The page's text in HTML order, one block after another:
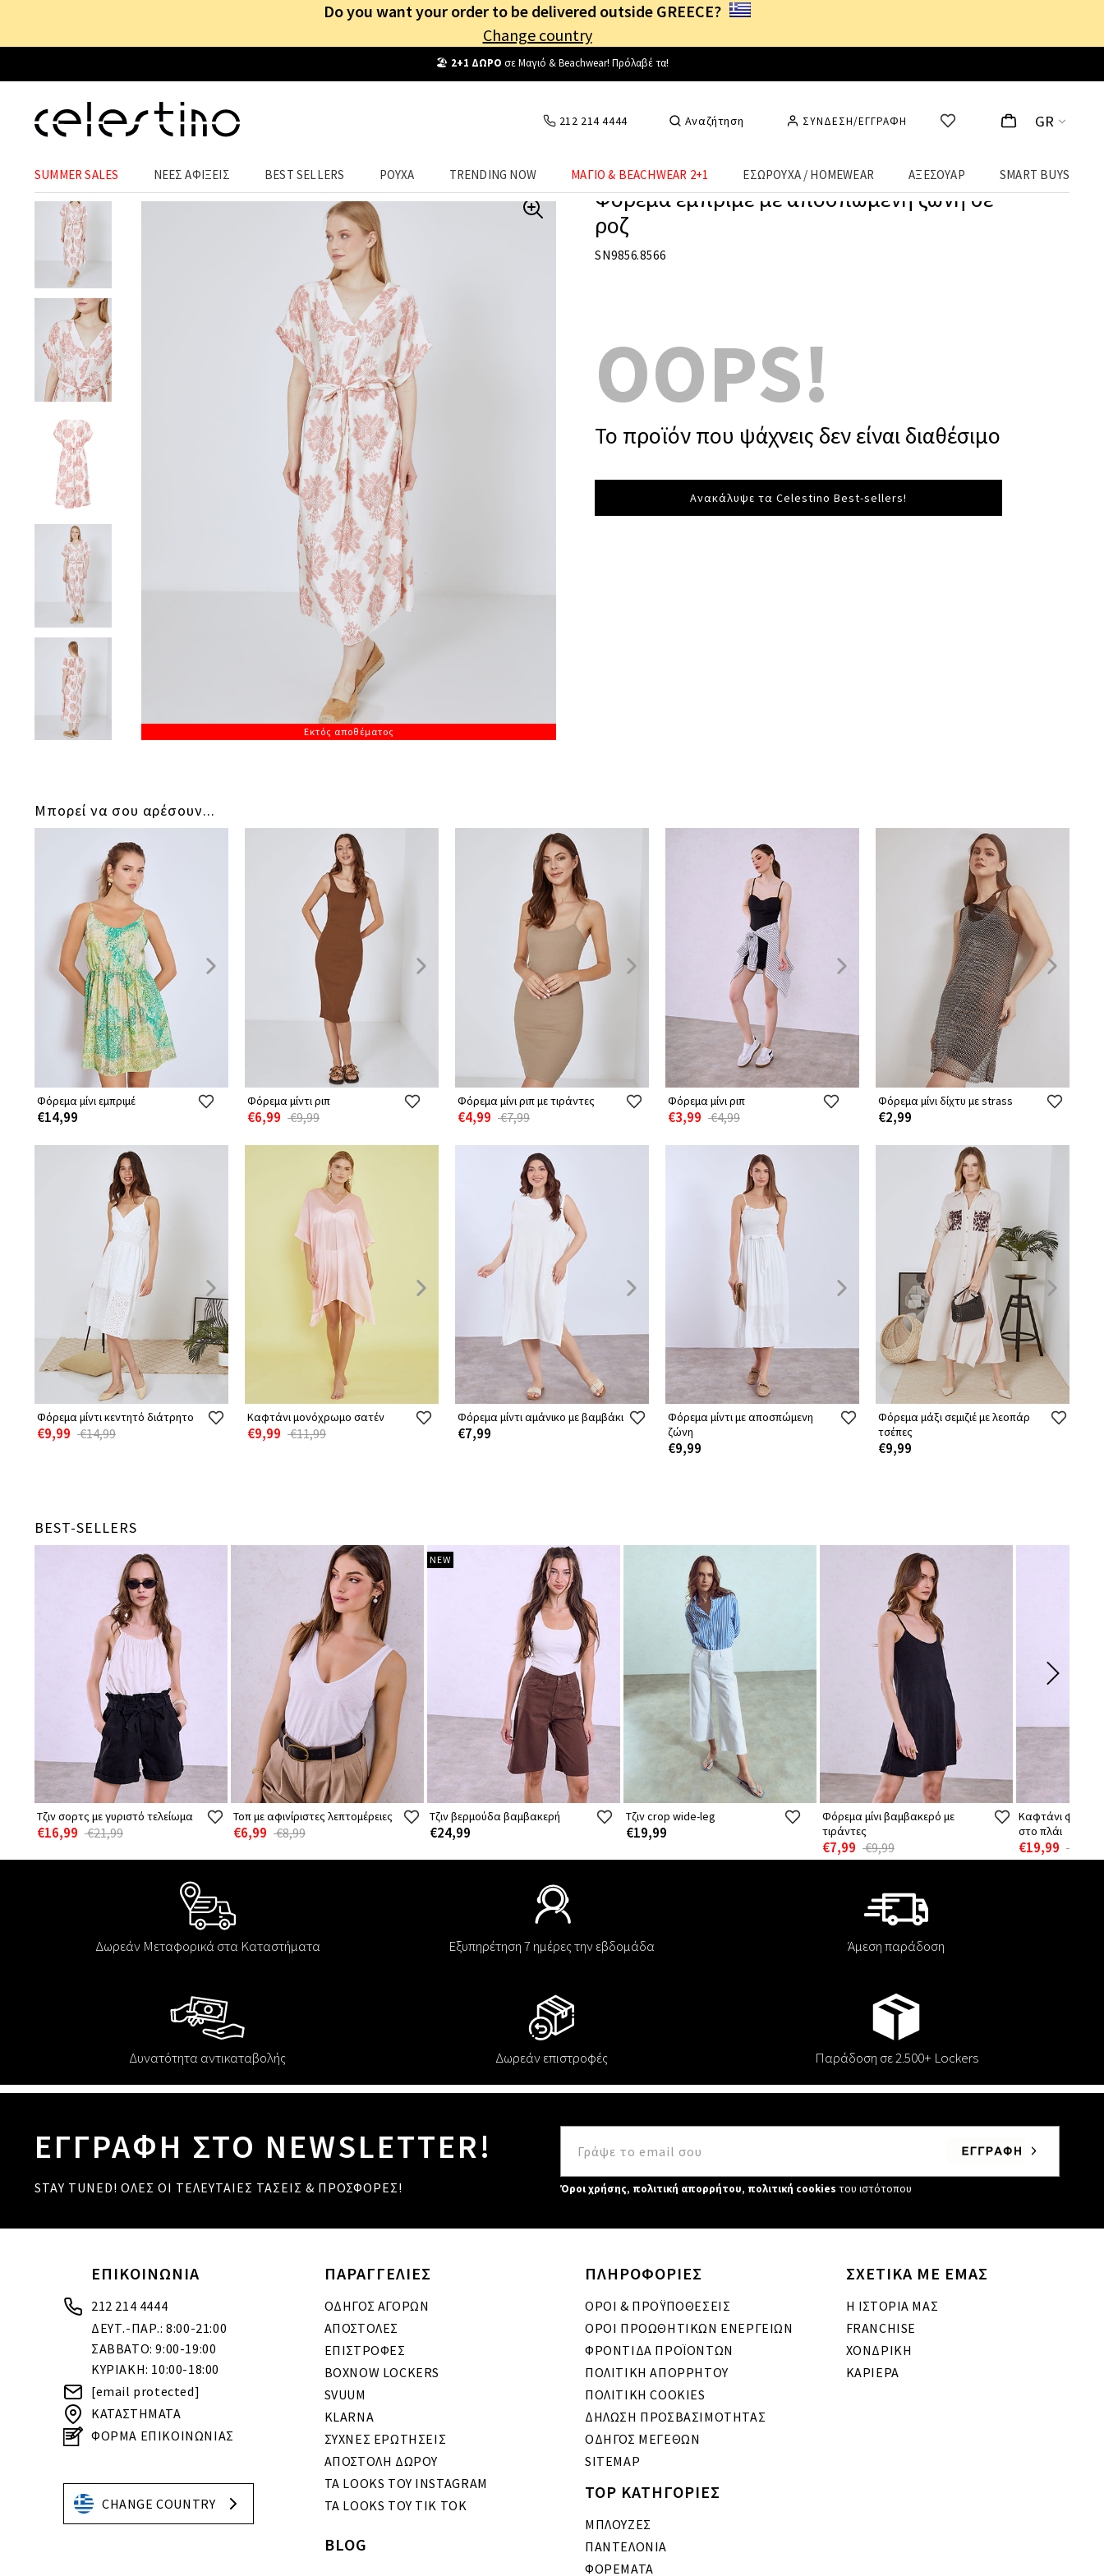
Do you want your order to be delivered outside GREECE?
Change country
Δωρεάν Μεταφορικά από25€! Συνδέσου κι επωφελήσου
212 214 4444 Αναζήτηση ΣΥΝΔΕΣΗ/ΕΓΓΡΑΦΗ GR
SUMMER SALES ΝΕΕΣ ΑΦΙΞΕΙΣ BEST SELLERS ΡΟΥΧΑ TRENDING NOW ΜΑΓΙΟ & BEACHWEAR 2+1 ΕΣΩΡΟΥΧΑ / HOMEWEAR ΑΞΕΣΟΥΑΡ SMART BUYS
Εκτός αποθέματος
Φόρεμα εμπριμέ με αποσπώμενη ζώνη σε
ροζ
SN9856.8566
OOPS!
Το προϊόν που ψάχνεις δεν είναι διαθέσιμο
Ανακάλυψε τα Celestino Best-sellers!
Μπορεί να σου αρέσουν...
Φόρεμα μίνι εμπριμέ
€14,99
Φόρεμα μίντι ριπ
€6,99 €9,99
Φόρεμα μίνι ριπ με τιράντες
€4,99 €7,99
Φόρεμα μίνι ριπ
€3,99 €4,99
Φόρεμα μίνι δίχτυ με strass
€2,99
Φόρεμα μίντι κεντητό διάτρητο
€9,99 €14,99
Καφτάνι μονόχρωμο σατέν
€9,99 €11,99
Φόρεμα μίντι αμάνικο με βαμβάκι
€7,99
Φόρεμα μίντι με αποσπώμενη
ζώνη
€9,99
Φόρεμα μάξι σεμιζιέ με λεοπάρ
τσέπες
€9,99
BEST-SELLERS
Τζιν σορτς με γυριστό τελείωμα
€16,99 €21,99
Τοπ με αφινίριστες λεπτομέρειες
€6,99 €8,99
NEW
Τζιν βερμούδα βαμβακερή
€24,99
Τζιν crop wide-leg
€19,99
Φόρεμα μίνι βαμβακερό με
τιράντες
€7,99 €9,99
Καφτάνι
στο πλάι
€19,99 €24,99
Δωρεάν Μεταφορικά στα Καταστήματα Εξυπηρέτηση 7 ημέρες την εβδομάδα Άμεση παράδοση
Δυνατότητα αντικαταβολής Δωρεάν επιστροφές Παράδοση σε 2.500+ Lockers
ΕΓΓΡΑΦΗ ΣΤΟ NEWSLETTER!
STAY TUNED! ΟΛΕΣ ΟΙ ΤΕΛΕΥΤΑΙΕΣ ΤΑΣΕΙΣ & ΠΡΟΣΦΟΡΕΣ! Όροι χρήσης, πολιτική απορρήτου, πολιτική cookies του ιστότοπου
ΕΠΙΚΟΙΝΩΝΙΑ
212 214 4444
ΔΕΥΤ.-ΠΑΡ.: 8:00-21:00
ΣΑΒΒΑΤΟ: 9:00-19:00
ΚΥΡΙΑΚΗ: 10:00-18:00
[email protected]
ΚΑΤΑΣΤΗΜΑΤΑ
ΦΟΡΜΑ ΕΠΙΚΟΙΝΩΝΙΑΣ
ΠΑΡΑΓΓΕΛΙΕΣ
ΟΔΗΓΟΣ ΑΓΟΡΩΝ
ΑΠΟΣΤΟΛΕΣ
ΕΠΙΣΤΡΟΦΕΣ
BOXNOW LOCKERS
SVUUM
KLARNA
ΣΥΧΝΕΣ ΕΡΩΤΗΣΕΙΣ
ΑΠΟΣΤΟΛΗ ΔΩΡΟΥ
ΤΑ LOOKS ΤΟΥ INSTAGRAM
ΤΑ LOOKS ΤΟΥ TIK TOK
ΠΛΗΡΟΦΟΡΙΕΣ
ΟΡΟΙ & ΠΡΟΫΠΟΘΕΣΕΙΣ
ΟΡΟΙ ΠΡΟΩΘΗΤΙΚΩΝ ΕΝΕΡΓΕΙΩΝ
ΦΡΟΝΤΙΔΑ ΠΡΟΪΟΝΤΩΝ
ΠΟΛΙΤΙΚΗ ΑΠΟΡΡΗΤΟΥ
ΠΟΛΙΤΙΚΗ COOKIES
ΔΗΛΩΣΗ ΠΡΟΣΒΑΣΙΜΟΤΗΤΑΣ
ΟΔΗΓΟΣ ΜΕΓΕΘΩΝ
SITEMAP
ΣΧΕΤΙΚΑ ΜΕ ΕΜΑΣ
Η ΙΣΤΟΡΙΑ ΜΑΣ
FRANCHISE
ΧΟΝΔΡΙΚΗ
ΚΑΡΙΕΡΑ
CHANGE COUNTRY
TOP ΚΑΤΗΓΟΡΙΕΣ
ΜΠΛΟΥΖΕΣ
ΠΑΝΤΕΛΟΝΙΑ
ΦΟΡΕΜΑΤΑ
BLOG